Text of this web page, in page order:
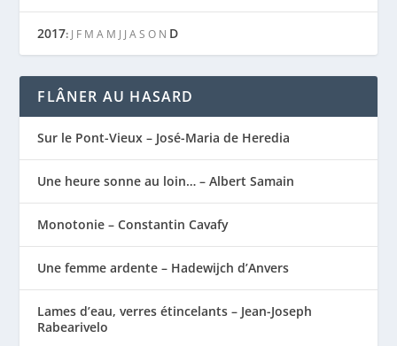
2017: J F M A M J J A S O N D
FLÂNER AU HASARD
Sur le Pont-Vieux – José-Maria de Heredia
Une heure sonne au loin… – Albert Samain
Monotonie – Constantin Cavafy
Une femme ardente – Hadewijch d’Anvers
Lames d’eau, verres étincelants – Jean-Joseph
Rabearivelo